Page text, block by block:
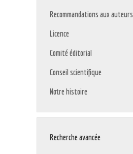
Recommandations aux auteurs
Licence
Comité éditorial
Conseil scientifique
Notre histoire
Recherche avancée